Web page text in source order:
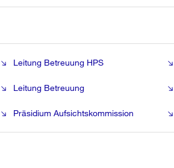
Leitung Betreuung HPS
Leitung Betreuung
Präsidium Aufsichtskommission